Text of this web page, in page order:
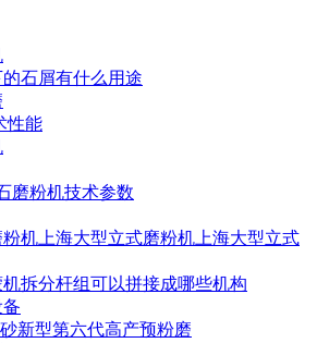
石屑有什么用途
性能
磨粉机技术参数
粉机上海大型立式磨粉机上海大型立式
拆分杆组可以拼接成哪些机构
新型第六代高产预粉磨